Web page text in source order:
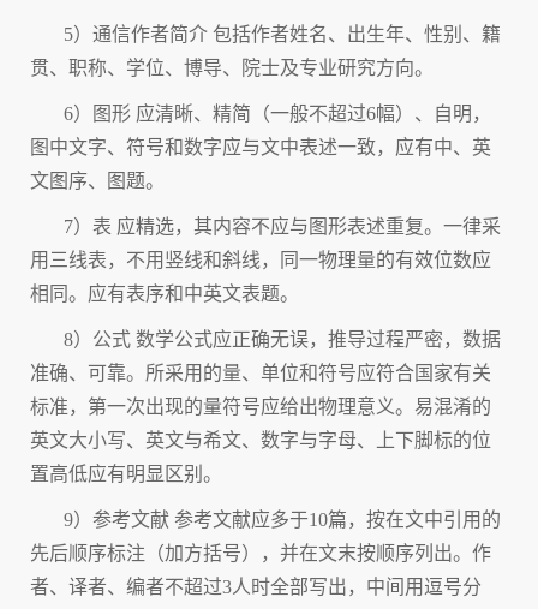
5）通信作者简介 包括作者姓名、出生年、性别、籍
贯、职称、学位、博导、院士及专业研究方向。
6）图形 应清晰、精简（一般不超过6幅）、自明，
图中文字、符号和数字应与文中表述一致，应有中、英
文图序、图题。
7）表 应精选，其内容不应与图形表述重复。一律采
用三线表，不用竖线和斜线，同一物理量的有效位数应
相同。应有表序和中英文表题。
8）公式 数学公式应正确无误，推导过程严密，数据
准确、可靠。所采用的量、单位和符号应符合国家有关
标准，第一次出现的量符号应给出物理意义。易混淆的
英文大小写、英文与希文、数字与字母、上下脚标的位
置高低应有明显区别。
9）参考文献 参考文献应多于10篇，按在文中引用的
先后顺序标注（加方括号），并在文末按顺序列出。作
者、译者、编者不超过3人时全部写出，中间用逗号分